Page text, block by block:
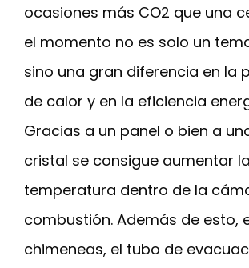
ocasiones más CO2 que una
el momento no es solo un
sino una gran diferencia en la
de calor y en la eficiencia
Gracias a un panel o bien a
cristal se consigue aumentar la
temperatura dentro de la
combustión. Además de esto,
chimeneas, el tubo de